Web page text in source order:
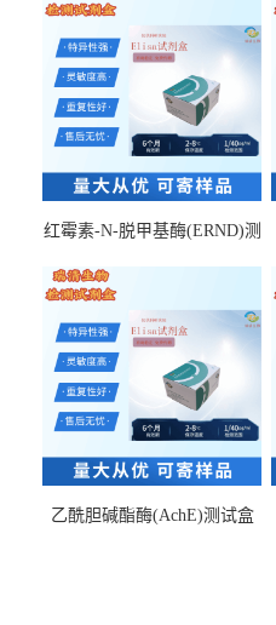
红霉素-N-脱甲基酶(ERND)测
乙酰胆碱酯酶(AchE)测试盒